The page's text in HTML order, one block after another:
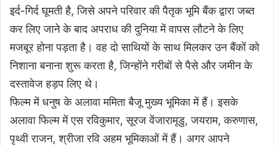
इर्द-गिर्द घूमती है, जिसे अपने परिवार की पैतृक भूमि बैंक द्वारा जब्त
कर लिए जाने के बाद अपराध की दुनिया में वापस लौटने के लिए
मजबूर होना पड़ता है। वह दो साथियों के साथ मिलकर उन बैंकों को
निशाना बनाना शुरू करता है, जिन्होंने गरीबों से पैसे और जमीन के
दस्तावेज हड़प लिए थे।
फिल्म में धनुष के अलावा ममिता बैजू मुख्य भूमिका में हैं। इसके
अलावा फिल्म में एस रविकुमार, सूरज वेंजारामूडु, जयराम, करुणास,
पृथ्वी राजन, श्रीजा रवि अहम भूमिकाओं में हैं। अगर आपने